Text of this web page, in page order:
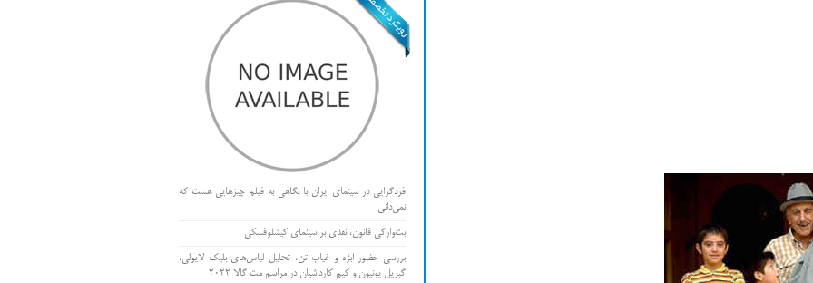
فردگرایی در سینمای ایران با نگاهی به فیلم چیزهایی هست که
نمی‌دانی
بت‌وارگی قانون، نقدی بر سینمای کیشلوفسکی
بررسی حضور ابژه و غیاب تن، تحلیل لباس‌های بلیک لایولی،
گبریل یونیون و کیم کارداشیان در مراسم مت گالا ۲۰۲۲